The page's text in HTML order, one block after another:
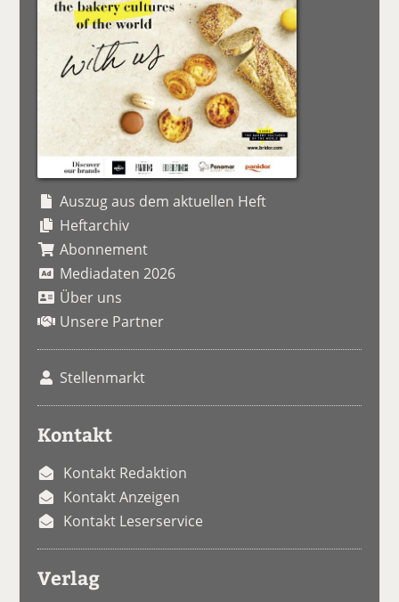
Auszug aus dem aktuellen Heft
Heftarchiv
Abonnement
Mediadaten 2026
Über uns
Unsere Partner
Stellenmarkt
Kontakt
Kontakt Redaktion
Kontakt Anzeigen
Kontakt Leserservice
Verlag